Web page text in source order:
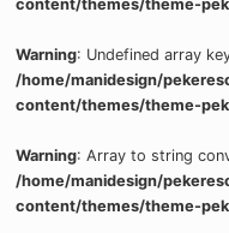
content/themes/theme-
Warning: Undefined array
/home/manidesign/
content/themes/theme-
Warning: Array to string
/home/manidesign/
content/themes/theme-